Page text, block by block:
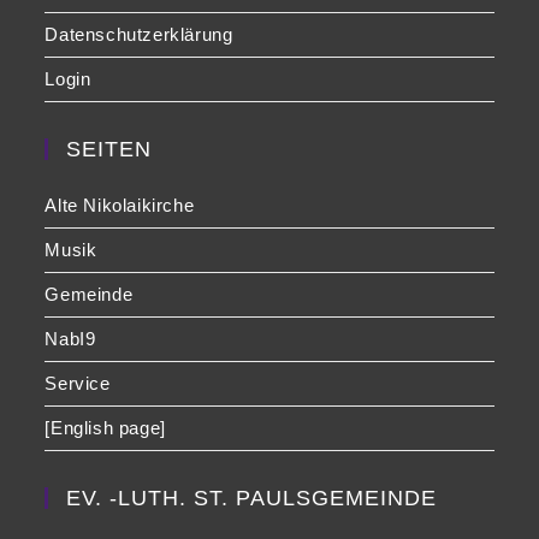
Datenschutzerklärung
Login
SEITEN
Alte Nikolaikirche
Musik
Gemeinde
NabI9
Service
[English page]
EV. -LUTH. ST. PAULSGEMEINDE